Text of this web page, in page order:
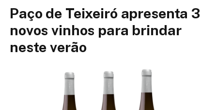
Paço de Teixeiró apresenta 3
novos vinhos para brindar
neste verão